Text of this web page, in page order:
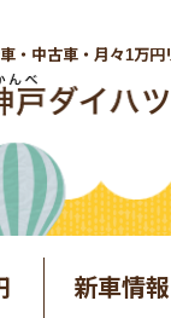
・中古車・月々1万円
新車情報